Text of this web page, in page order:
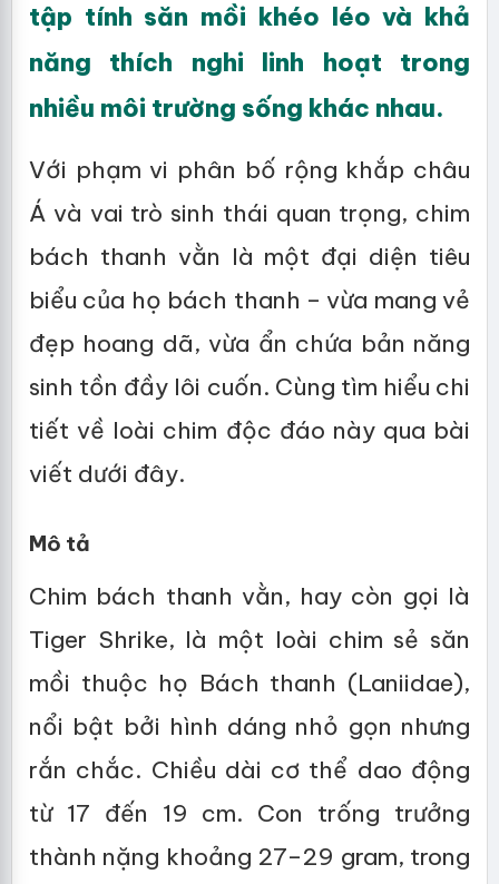
tập tính săn mồi khéo léo và khả
năng thích nghi linh hoạt trong
nhiều môi trường sống khác nhau.
Với phạm vi phân bố rộng khắp châu
Á và vai trò sinh thái quan trọng, chim
bách thanh vằn là một đại diện tiêu
biểu của họ bách thanh – vừa mang vẻ
đẹp hoang dã, vừa ẩn chứa bản năng
sinh tồn đầy lôi cuốn. Cùng tìm hiểu chi
tiết về loài chim độc đáo này qua bài
viết dưới đây.
Mô tả
Chim bách thanh vằn, hay còn gọi là
Tiger Shrike, là một loài chim sẻ săn
mồi thuộc họ Bách thanh (Laniidae),
nổi bật bởi hình dáng nhỏ gọn nhưng
rắn chắc. Chiều dài cơ thể dao động
từ 17 đến 19 cm. Con trống trưởng
thành nặng khoảng 27–29 gram, trong